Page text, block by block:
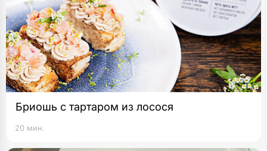
Бриошь с тартаром из лосося
20 мин.